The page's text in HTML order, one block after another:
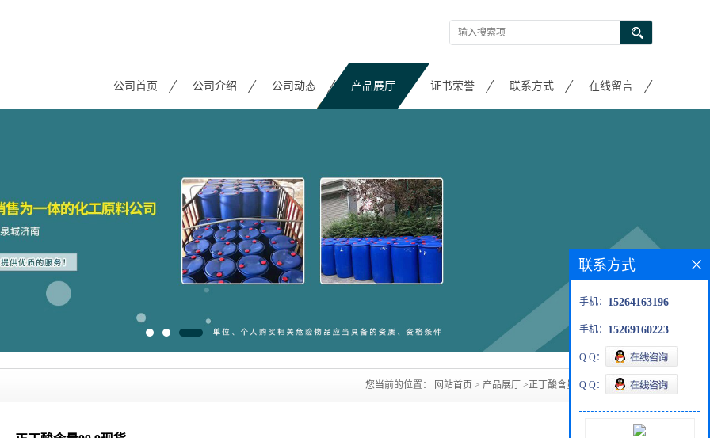
公司首页 公司介绍 公司动态 产品展厅 证书荣誉 联系方式 在线留言
您当前的位置： 网站首页 > 产品展厅 >正丁酸含量99.9现货
联系方式
手机： 15264163196
手机： 15269160223
Q Q：
Q Q：